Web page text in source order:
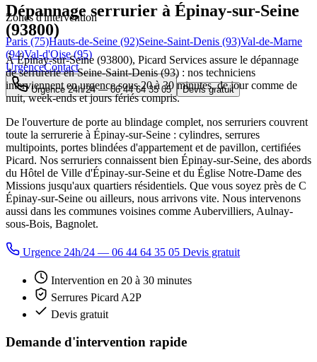
Zones d'intervention
Paris (75)Hauts-de-Seine (92)Seine-Saint-Denis (93)Val-de-Marne
(94)Val-d'Oise (95)
UrgenceContact
Urgence 24h/24 —06 44 64 35 05 Devis gratuit
Dépannage serrurier à Épinay-sur-Seine
(93800)
À Épinay-sur-Seine (93800), Picard Services assure le dépannage
de serrurerie en Seine-Saint-Denis (93) : nos techniciens
interviennent en urgence sous 20 à 30 minutes, de jour comme de
nuit, week-ends et jours fériés compris.
De l'ouverture de porte au blindage complet, nos serruriers couvrent
toute la serrurerie à Épinay-sur-Seine : cylindres, serrures
multipoints, portes blindées d'appartement et de pavillon, certifiées
Picard. Nos serruriers connaissent bien Épinay-sur-Seine, des abords
du Hôtel de Ville d'Épinay-sur-Seine et du Église Notre-Dame des
Missions jusqu'aux quartiers résidentiels. Que vous soyez près de C
Épinay-sur-Seine ou ailleurs, nous arrivons vite. Nous intervenons
aussi dans les communes voisines comme Aubervilliers, Aulnay-
sous-Bois, Bagnolet.
Urgence 24h/24 — 06 44 64 35 05 Devis gratuit
Intervention en 20 à 30 minutes
Serrures Picard A2P
Devis gratuit
Demande d'intervention rapide